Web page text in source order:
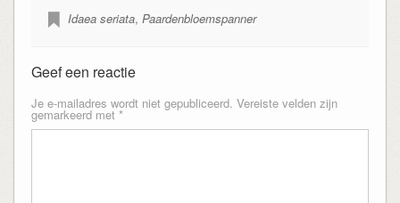
Idaea seriata, Paardenbloemspanner
Geef een reactie
Je e-mailadres wordt niet gepubliceerd. Vereiste velden zijn
gemarkeerd met *